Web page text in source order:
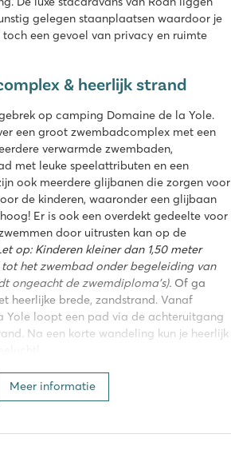
gelegen staanplaatsen waardoor je
een gevoel van privacy en ruimte
& heerlijk strand
op camping Domaine de la Yole.
een groot zwembadcomplex met een
verwarmde zwembaden,
met leuke speelattributen en een
ook meerdere glijbanen die zorgen voor
de kinderen, waaronder een glijbaan
Er is ook een overdekt gedeelte voor
door uitrusten kan op de
op: Kinderen kleiner dan 1,50 meter
het zwembad onder begeleiding van
ongeacht de zwemdiploma's). Of ga
heerlijke brede, zandstrand. Vanaf
Yole loopt een pad via de achteruitgang
Na een korte wandeling kun je heerlijk
behoort tot Homair
camping staat garant voor: plezier
Meer informatie